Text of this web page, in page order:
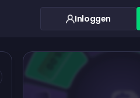
Inloggen
$5.00
$0.10